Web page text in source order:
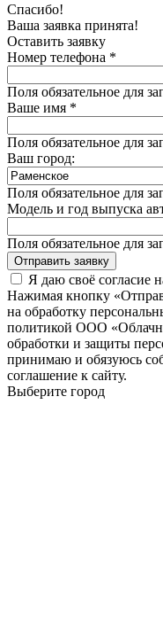
Спасибо!
Ваша заявка принята!
Оставить заявку
Номер телефона *
Поля обязательное для
Ваше имя *
Поля обязательное для
Ваш город:
Поля обязательное для
Модель и год выпуска
Поля обязательное для
Отправить заявку
Я даю своё согласие
Нажимая кнопку
на обработку
политикой ООО
обработки и защиты
принимаю и обязуюсь
соглашение к сайту.
Выберите город